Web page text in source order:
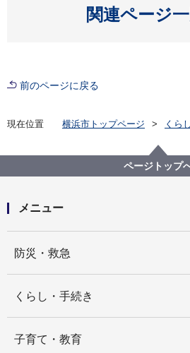
関連ページ
開
前のページに戻る
現在位置 横浜市トップページ
くら
横浜で農業・農体験「ふれる
収穫体験農園（もぎとりなど）
収穫体験農園名一覧
ページトップ
メニュー
防災・救急
くらし・手続き
子育て・教育